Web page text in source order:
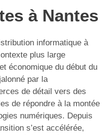
à Nantes
informatique à
plus large
économique du début du
par la
de détail vers des
de répondre à la montée
numériques. Depuis
s’est accélérée,